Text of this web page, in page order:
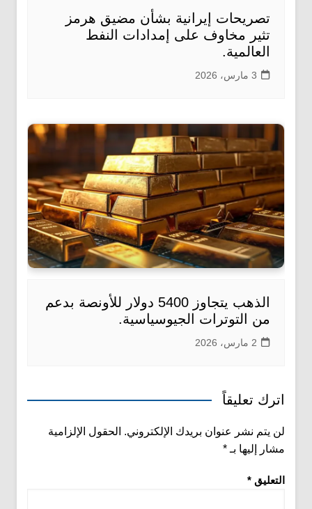
تصريحات إيرانية بشأن مضيق هرمز
تثير مخاوف على إمدادات النفط
العالمية.
3 مارس، 2026
الذهب يتجاوز 5400 دولار للأونصة بدعم
من التوترات الجيوسياسية.
2 مارس، 2026
اترك تعليقاً
لن يتم نشر عنوان بريدك الإلكتروني. الحقول الإلزامية
مشار إليها بـ *
التعليق *